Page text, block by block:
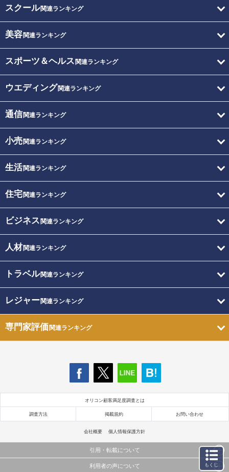
スクール関連ランキング
美容関連ランキング
スポーツ＆ヘルス 関連ランキング
ウエディング関連ランキング
通信関連ランキング
小売関連ランキング
生活関連ランキング
住宅関連ランキング
ビジネス 関連ランキング
人材関連ランキング
トラベル関連ランキング
レジャー関連ランキング
専門家評価関連ランキング
オリコン顧客満足度調査とは
調査方法 掲載規約 お問い合わせ
会社概要 個人情報保護方針
引用・転載について
当サイトで公開されている情報（文字、写真、イラスト、画像データ等）及びこれらの配置・
利用者の声について もくじ